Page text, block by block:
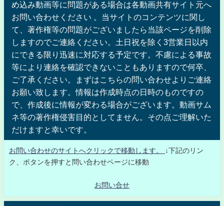
め込み動画等に問題がある場合は各動画共有サイト元へ
お問い合わせください 。当サイトのコンテンツに関し
て、著作権等の問題がございましたら当該ページを削除
しますのでご連絡ください。土日祝を除く3営業日以内
にできる限り迅速に対応する予定です。不慮による事故
等により連絡を確認できないこともありますので何卒、
ご了承ください。まずはこちらの問い合わせよりご連絡
お願い致します。情報は作成時点の日時のものですの
で、作成後に情報が変わる場合がございます。動画サム
ネ等の著作権侵害目的としてません。その点ご理解いた
だけますと幸いです。
お問い合わせのサイトへクリックで移動します。
↓下記のリン
ク、ボタンを押すと問い合わせページに移動
お問い合せ